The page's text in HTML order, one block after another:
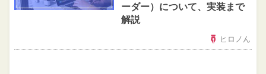
ーダー）について、実装まで
解説
ヒロノん